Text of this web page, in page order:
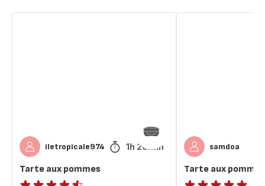
iletropicale974 1h 20min
Tarte aux pommes
samdoa
Tarte aux pommes